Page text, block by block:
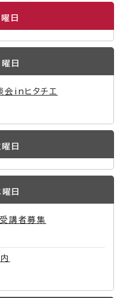
曜日
曜日
会inヒタチエ
曜日
日
講者募集